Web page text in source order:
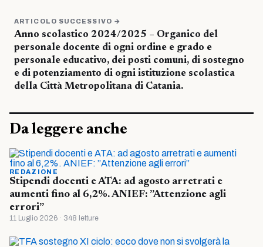
ARTICOLO SUCCESSIVO →
Anno scolastico 2024/2025 – Organico del
personale docente di ogni ordine e grado e
personale educativo, dei posti comuni, di sostegno
e di potenziamento di ogni istituzione scolastica
della Città Metropolitana di Catania.
Da leggere anche
REDAZIONE
Stipendi docenti e ATA: ad agosto arretrati e
aumenti fino al 6,2%. ANIEF: ”Attenzione agli
errori”
11 Luglio 2026 · 348 letture